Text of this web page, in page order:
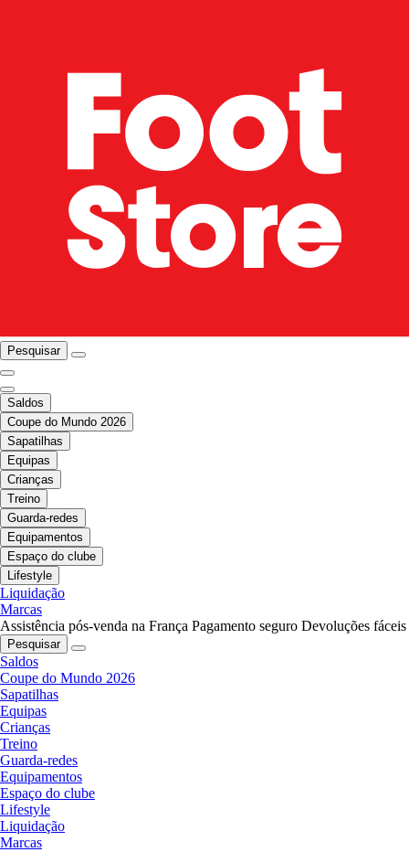
Pesquisar
Saldos
Coupe do Mundo 2026
Sapatilhas
Equipas
Crianças
Treino
Guarda-redes
Equipamentos
Espaço do clube
Lifestyle
Liquidação
Marcas
Assistência pós-venda na França Pagamento seguro Devoluções fáceis
Pesquisar
Saldos
Coupe do Mundo 2026
Sapatilhas
Equipas
Crianças
Treino
Guarda-redes
Equipamentos
Espaço do clube
Lifestyle
Liquidação
Marcas